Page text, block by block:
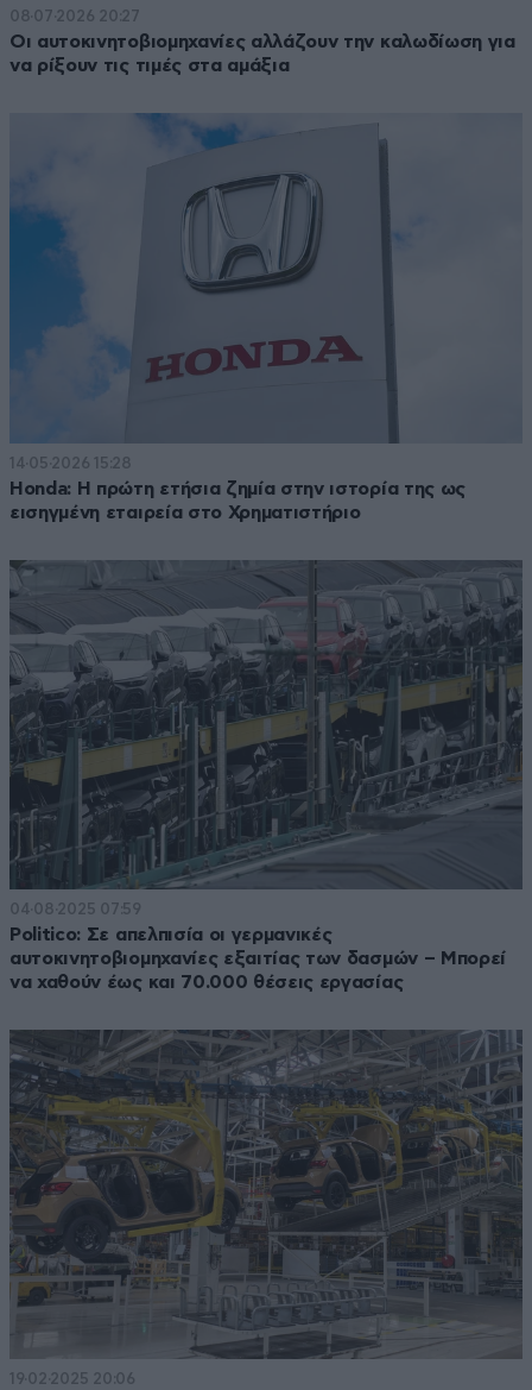
08·07·2026 20:27
Οι αυτοκινητοβιομηχανίες αλλάζουν την καλωδίωση για
να ρίξουν τις τιμές στα αμάξια
14·05·2026 15:28
Honda: H πρώτη ετήσια ζημία στην ιστορία της ως
εισηγμένη εταιρεία στο Χρηματιστήριο
04·08·2025 07:59
Politico: Σε απελπισία οι γερμανικές
αυτοκινητοβιομηχανίες εξαιτίας των δασμών – Μπορεί
να χαθούν έως και 70.000 θέσεις εργασίας
19·02·2025 20:06